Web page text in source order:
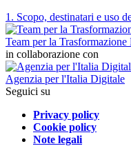
1. Scopo, destinatari e uso
Team per la
in collaborazione con
Agenzia per l'Italia Digitale
Seguici su
Privacy policy
Cookie policy
Note legali